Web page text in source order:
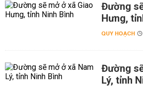
Đường
Hưng,
QUY HOẠCH
Đường
Lý, tỉnh